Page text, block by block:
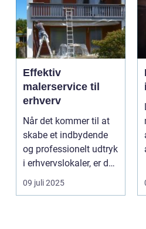
Effektiv
malerservice til
erhverv
Når det kommer til at
skabe et indbydende
og professionelt udtryk
i erhvervslokaler, er det
af...
09 juli 2025